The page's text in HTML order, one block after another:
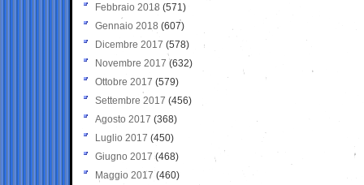
Febbraio 2018 (571)
Gennaio 2018 (607)
Dicembre 2017 (578)
Novembre 2017 (632)
Ottobre 2017 (579)
Settembre 2017 (456)
Agosto 2017 (368)
Luglio 2017 (450)
Giugno 2017 (468)
Maggio 2017 (460)